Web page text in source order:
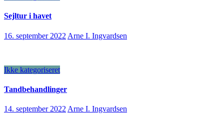
Sejltur i havet
16. september 2022 Arne I. Ingvardsen
Ikke kategoriseret
Tandbehandlinger
14. september 2022 Arne I. Ingvardsen